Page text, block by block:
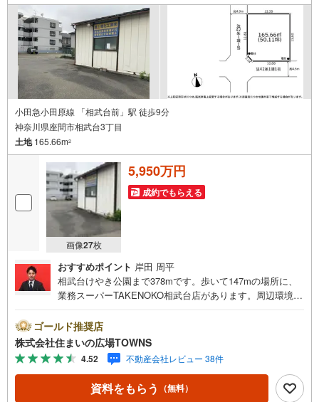
小田急小田原線 「相武台前」駅 徒歩9分
神奈川県座間市相武台3丁目
土地165.66m2
画像27枚
5,950万円
成約でもらえる
おすすめポイント 岸田 周平
相武台けやき公園まで378mです。歩いて147mの場所に、
業務スーパーTAKENOKO相武台店があります。周辺環境が
らない土地面積165.66平米（公簿）。昔ながらの職人町や
町工場街など、住宅や商業施設と中小の工場が混在する準
工業地域。駅から徒歩9分圏内に立地しています。周辺環境
が充実している売地はこちらです。【年中無休/9:00～21:0
0】人気物件は特にお問い合わせが集中するため、お早めに
お電話下さい。「室内・現地を見学する」ボタンよりご予
ゴールド推奨店
株式会社住まいの広場TOWNS
4.52 不動産会社レビュー 38件
資料をもらう （無料）